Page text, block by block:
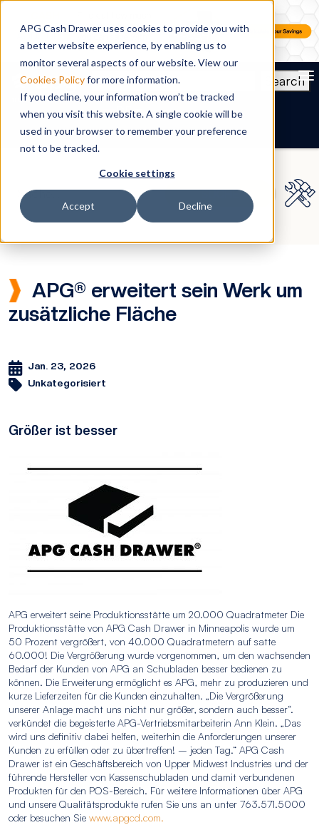
APG Cash Drawer uses cookies to provide you with
a better website experience, by enabling us to
monitor several aspects of our website. View our
Cookies Policyfor more information.
If you decline, your information won’t be tracked
when you visit this website. A single cookie will be
used in your browser to remember your preference
not to be tracked.
Cookie settings
Accept Decline
Search
DE
APG® erweitert sein Werk um
zusätzliche Fläche
Jan. 23, 2026
Unkategorisiert
Größer ist besser
APG erweitert seine Produktionsstätte um 20.000 Quadratmeter Die
Produktionsstätte von APG Cash Drawer in Minneapolis wurde um
50 Prozent vergrößert, von 40.000 Quadratmetern auf satte
60.000! Die Vergrößerung wurde vorgenommen, um den wachsenden
Bedarf der Kunden von APG an Schubladen besser bedienen zu
können. Die Erweiterung ermöglicht es APG, mehr zu produzieren und
kurze Lieferzeiten für die Kunden einzuhalten. „Die Vergrößerung
unserer Anlage macht uns nicht nur größer, sondern auch besser“.
verkündet die begeisterte APG-Vertriebsmitarbeiterin Ann Klein. „Das
wird uns definitiv dabei helfen, weiterhin die Anforderungen unserer
Kunden zu erfüllen oder zu übertreffen! – jeden Tag.“ APG Cash
Drawer ist ein Geschäftsbereich von Upper Midwest Industries und der
führende Hersteller von Kassenschubladen und damit verbundenen
Produkten für den POS-Bereich. Für weitere Informationen über APG
und unsere Qualitätsprodukte rufen Sie uns an unter 763.571.5000
oder besuchen Sie www.apgcd.com.